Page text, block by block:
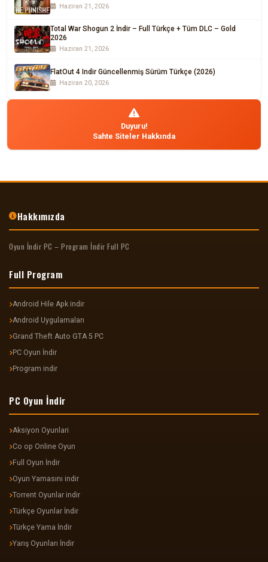
Haziran 21, 2026
Total War Shogun 2 İndir – Full Türkçe + Tüm DLC – Gold
2026
Haziran 21, 2026
FlatOut 4 Indir Güncellenmiş Sürüm Türkçe (2026)
Haziran 20, 2026
Duyuru!
Sahte Siteler Hakkında
Hakkımızda
Oyun İndir PC – Program İndir Full PC
Full Program
Android Hile Apk indir
Android Uygulamaları
Grand Theft Auto GTA 5 PC
PC Oyun İndir
Program indir
PC Oyun İndir
Aksiyon Oyunlari
Co op Online Oyun
Full Oyun İndir
Oyun Yamasını indir
Torrent Oyunlar indir
Türkçe Oyunlar İndir
Türkçe Yama İndir
Yarış Oyunları İndir